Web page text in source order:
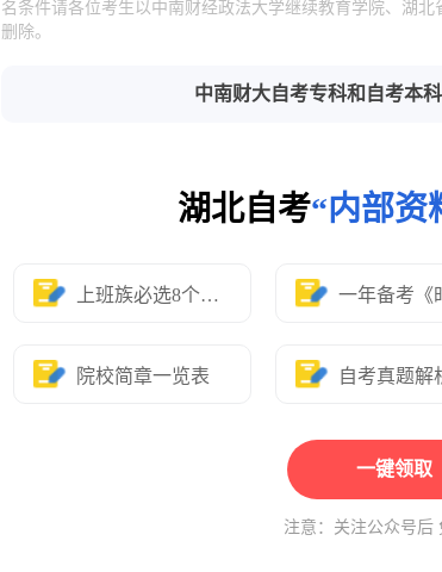
名条件请各位考生以中南财经政法大学继续教育学院、湖
删除。
中南财大自考专科和自考本
湖北自考“内部资
上班族必选8个专业
院校简章一览表 自考真题解
一键领取
注意：关注公众号后